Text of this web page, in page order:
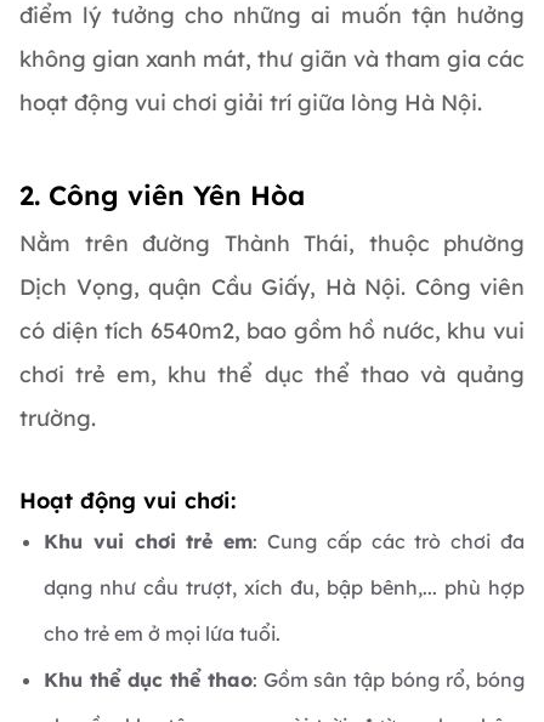
điểm lý tưởng cho những ai muốn tận hưởng
không gian xanh mát, thư giãn và tham gia các
hoạt động vui chơi giải trí giữa lòng Hà Nội.
2. Công viên Yên Hòa
Nằm trên đường Thành Thái, thuộc phường
Dịch Vọng, quận Cầu Giấy, Hà Nội. Công viên
có diện tích 6540m2, bao gồm hồ nước, khu vui
chơi trẻ em, khu thể dục thể thao và quảng
trường.
Hoạt động vui chơi:
Khu vui chơi trẻ em: Cung cấp các trò chơi đa
dạng như cầu trượt, xích đu, bập bênh,... phù hợp
cho trẻ em ở mọi lứa tuổi.
Khu thể dục thể thao: Gồm sân tập bóng rổ, bóng